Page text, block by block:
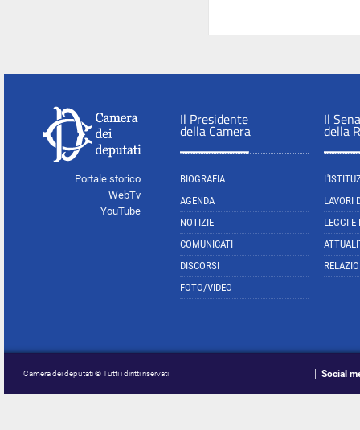
Portale storico
WebTv
YouTube
Il Presidente
della Camera
BIOGRAFIA
AGENDA
NOTIZIE
COMUNICATI
DISCORSI
FOTO/VIDEO
Il
della
LAVORI
LEGGI E
Camera dei deputati © Tutti i diritti riservati Social